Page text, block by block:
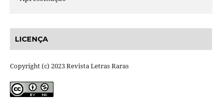
LICENÇA
Copyright (c) 2023 Revista Letras Raras